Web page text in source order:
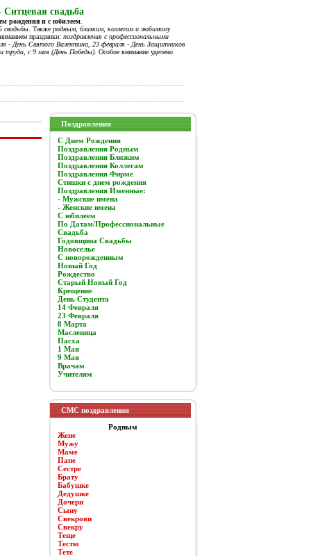
свадьба
рождения и с юбилеем
свадьбы . Также родным, близким, коллегам и любимому
праздники: поздравления с профессиональными
- День Святого Валентина, 23 февраля - День Защитников
труда, с 9 мая (День Победы). Особое внимание уделено
Поздравления
C Днем Рождения
Поздравления Родным
Поздравления Близким
Поздравления Коллегам
Поздравления Фирме
Стишки с днем рождения
Поздравления Именные:
- Мужские имена
- Женские имена
С юбилеем
По Датам/Профессиональные
Свадьба
Годовщина Свадьбы
Новоселье
С новорожденным
Новый Год
Рождество
Старый Новый Год
Крещение
День Студента
14 Февраля
23 Февраля
8 Марта
Масленица
Пасха
1 Мая
9 Мая
Врачам
Учителям
СМС поздравления
Родным
Жене
Мужу
Маме
Папе
Сестре
Брату
Бабушке
Дедушке
Дочери
Сыну
Свекрови
Свекру
Теще
Тестю
Тете